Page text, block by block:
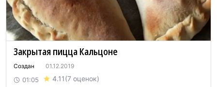
Закрытая пицца Кальцоне
Создан 01.12.2019
01:05 4.11(7 оценок)